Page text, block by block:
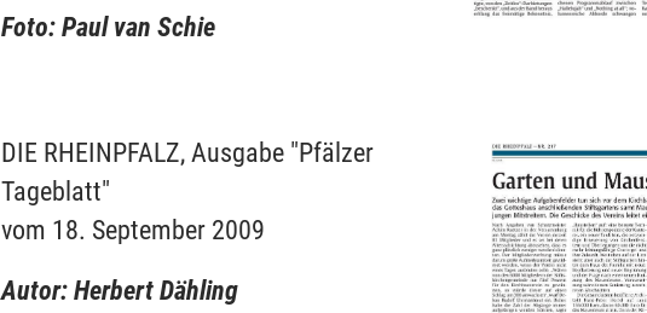
Foto: Paul van Schie
DIE RHEINPFALZ, Ausgabe "Pfälzer
Tageblatt"
vom 18. September 2009
Autor: Herbert Dähling